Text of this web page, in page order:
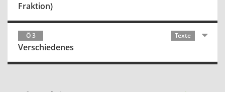
Fraktion)
Ö 3 Texte
Verschiedenes